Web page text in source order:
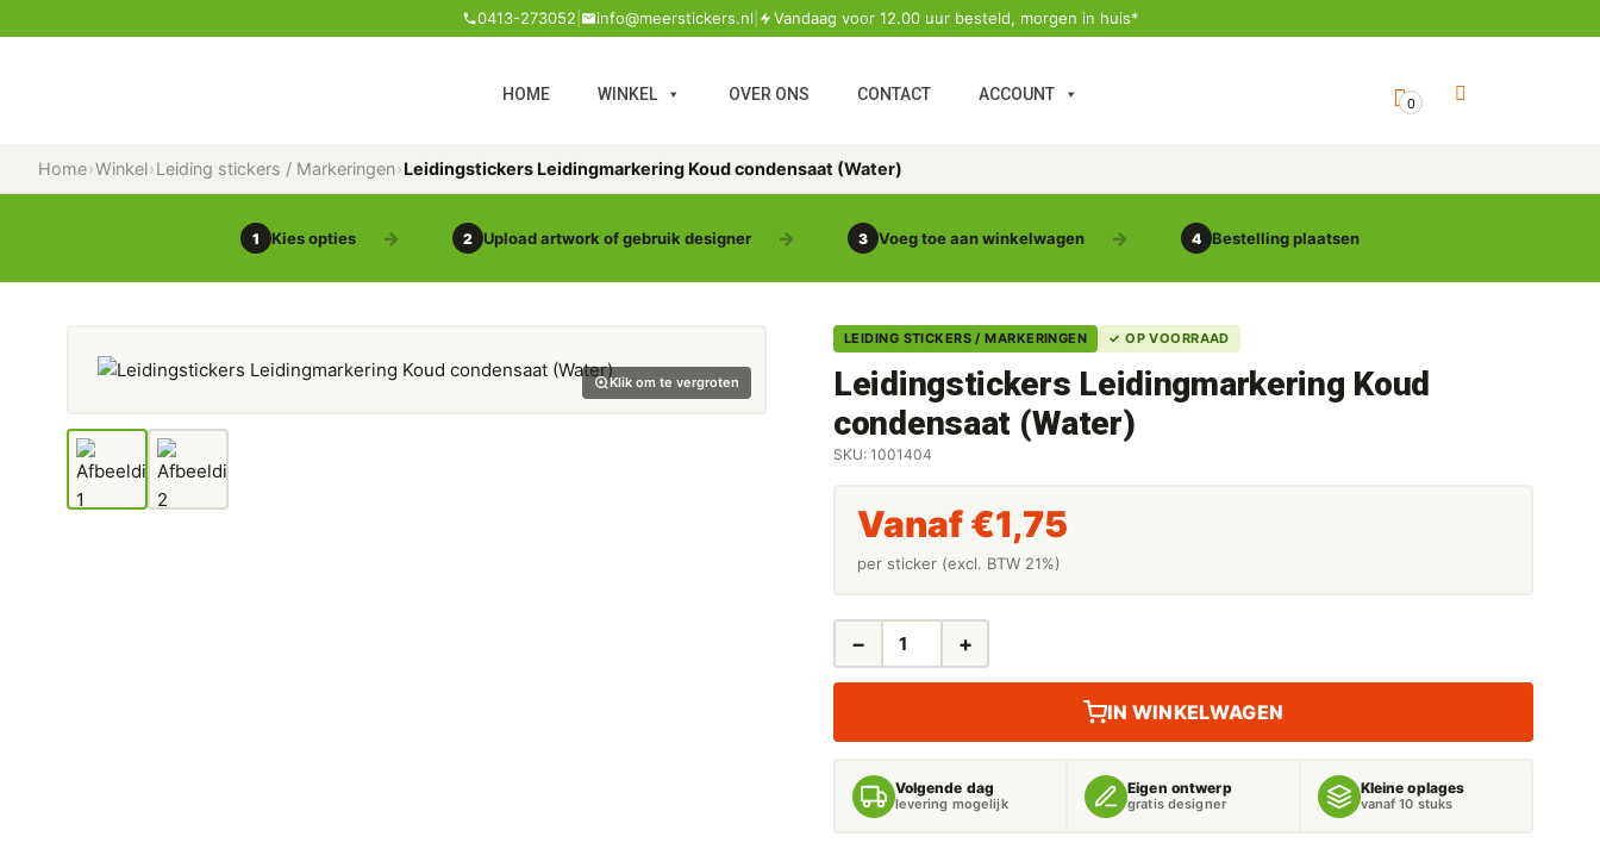
0413-273052 info@meerstickers.nl Vandaag voor 12.00 uur besteld, morgen in huis*
HOME WINKEL OVER ONS CONTACT ACCOUNT 0
Home›Winkel›Leiding stickers / Markeringen›Leidingstickers Leidingmarkering Koud condensaat (Water)
1 Kies opties 2 Upload artwork of gebruik designer 3 Voeg toe aan winkelwagen 4 Bestelling plaatsen
Klik om te vergroten
LEIDING STICKERS / MARKERINGEN ✓ OP VOORRAAD
Leidingstickers Leidingmarkering Koud
condensaat (Water)
SKU: 1001404
Vanaf €1,75
per sticker (excl. BTW 21%)
LEIDINGSTICKERS
AANTAL
− +
IN WINKELWAGEN
Volgende dag
levering mogelijk
Eigen ontwerp
gratis designer
Kleine oplages
vanaf 10 stuks